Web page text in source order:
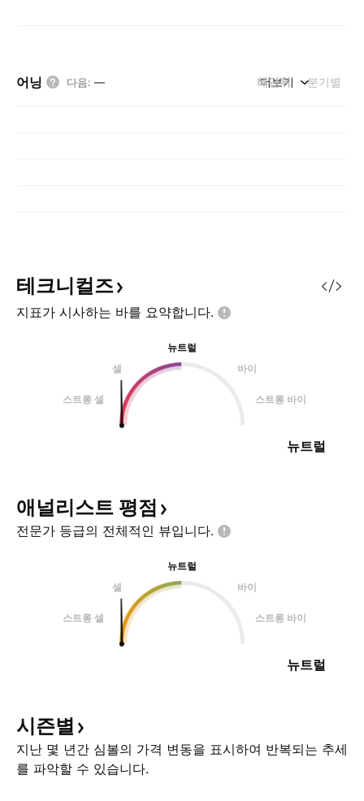
어닝 다음: — 해단위 분기별
더보기
테크니컬즈
지표가 시사하는 바를 요약합니다.
뉴트럴
셀
바이
스트롱 셀 스트롱 바이
뉴트럴
애널리스트 평점
전문가 등급의 전체적인 뷰입니다.
뉴트럴
셀
바이
스트롱 셀 스트롱 바이
뉴트럴
시즌별
지난 몇 년간 심볼의 가격 변동을 표시하여 반복되는 추세
를 파악할 수 있습니다.